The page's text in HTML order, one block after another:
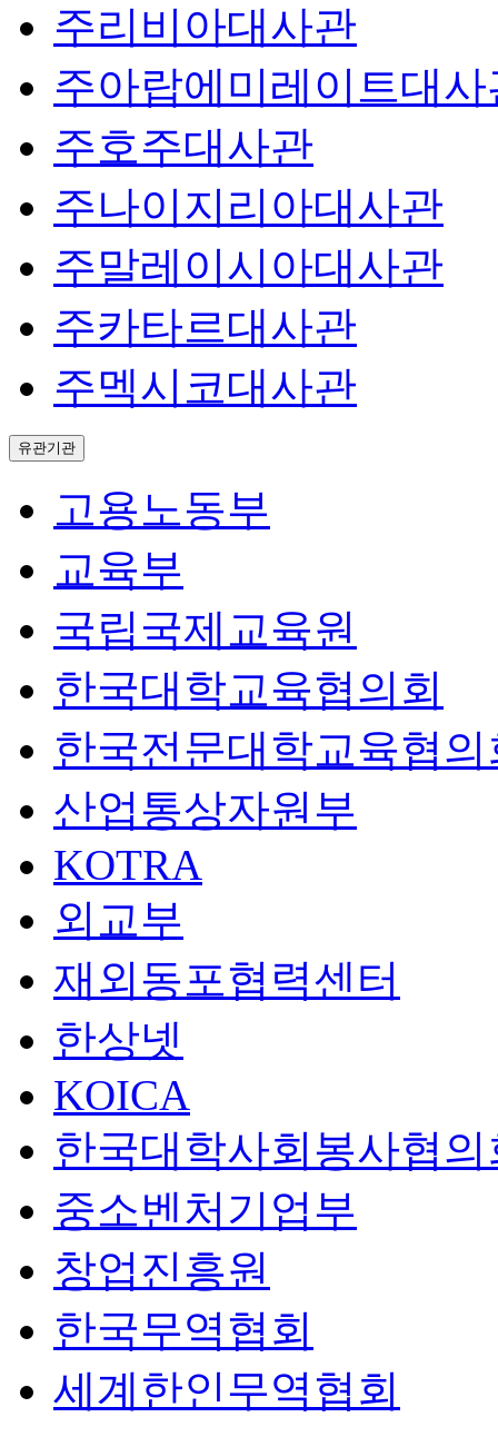
주리비아대사관
주아랍에미레이트대사
주호주대사관
주나이지리아대사관
주말레이시아대사관
주카타르대사관
주멕시코대사관
유관기관
고용노동부
교육부
국립국제교육원
한국대학교육협의회
한국전문대학교육협의
산업통상자원부
KOTRA
외교부
재외동포협력센터
한상넷
KOICA
한국대학사회봉사협의
중소벤처기업부
창업진흥원
한국무역협회
세계한인무역협회